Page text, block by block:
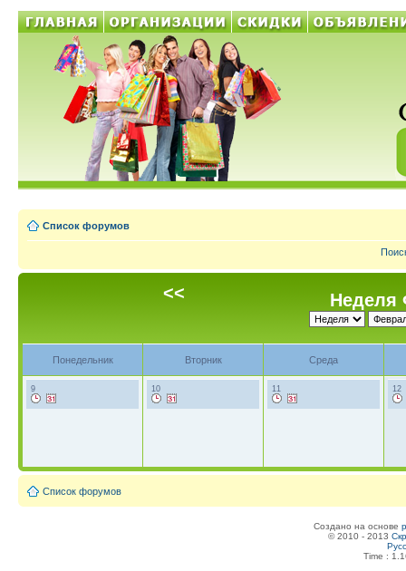
Список форумов
<< Неделя
Понедельник Вторник Среда
9 10 11 12
Список форумов
Создано на основе
© 2010 - 2013
Time :